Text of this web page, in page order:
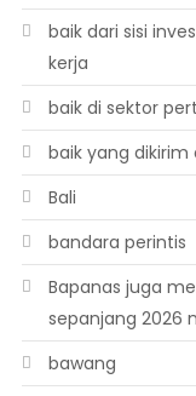
baik dari sisi
kerja
baik di sektor
baik yang
Bali
bandara perintis
Bapanas juga
sepanjang 2026
bawang